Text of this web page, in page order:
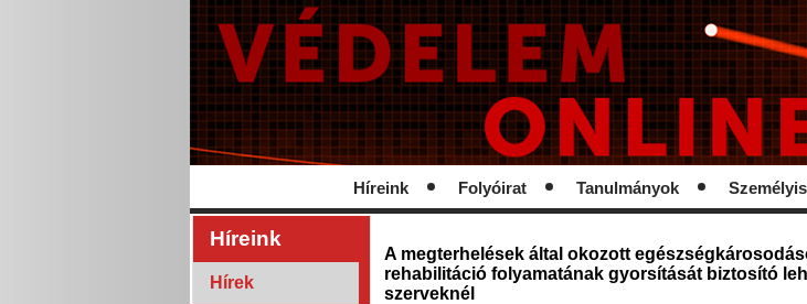
Híreink Folyóirat Tanulmányok
Híreink
Hírek
A megterhelések által okozott
rehabilitáció folyamatának gyorsítását biztosító
szerveknél